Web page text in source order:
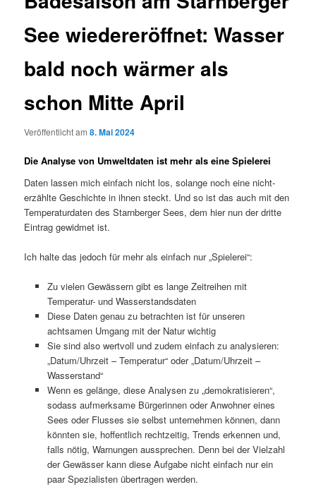
See wiedereröffnet: Wasser
bald noch wärmer als
schon Mitte April
Veröffentlicht am8. Mai 2024
Die Analyse von Umweltdaten ist mehr als eine Spielerei
Daten lassen mich einfach nicht los, solange noch eine nicht-
erzählte Geschichte in ihnen steckt. Und so ist das auch mit den
Temperaturdaten des Starnberger Sees, dem hier nun der dritte
Eintrag gewidmet ist.
Ich halte das jedoch für mehr als einfach nur „Spielerei“:
Zu vielen Gewässern gibt es lange Zeitreihen mit
Temperatur- und Wasserstandsdaten
Diese Daten genau zu betrachten ist für unseren
achtsamen Umgang mit der Natur wichtig
Sie sind also wertvoll und zudem einfach zu analysieren:
„Datum/Uhrzeit – Temperatur“ oder „Datum/Uhrzeit –
Wasserstand“
Wenn es gelänge, diese Analysen zu „demokratisieren“,
sodass aufmerksame Bürgerinnen oder Anwohner eines
Sees oder Flusses sie selbst unternehmen können, dann
könnten sie, hoffentlich rechtzeitig, Trends erkennen und,
falls nötig, Warnungen aussprechen. Denn bei der Vielzahl
der Gewässer kann diese Aufgabe nicht einfach nur ein
paar Spezialisten übertragen werden.